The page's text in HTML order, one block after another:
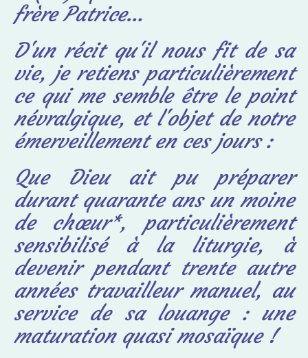
frère Patrice…
D'un récit qu'il nous fit de sa
vie, je retiens particulièrement
ce qui me semble être le point
névralgique, et l'objet de notre
émerveillement en ces jours :
Que Dieuait pu préparer
durant quarante ans un moine
de chœur*, particulièrement
sensibilisé à la liturgie, à
devenir pendant trente autre
années travailleur manuel, au
service de sa louange : une
maturation quasi mosaïque !